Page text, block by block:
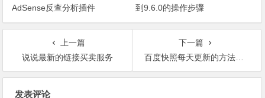
AdSense反查分析插件
到9.6.0的操作步骤
上一篇
说说最新的链接买卖服务
下一篇
百度快照每天更新的方法与心得
发表评论